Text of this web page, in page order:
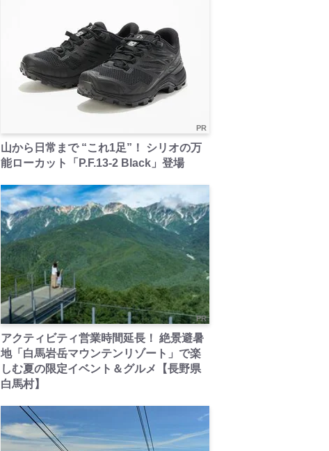
PR
山から日常まで “これ1足”！ シリオの万
能ローカット「P.F.13-2 Black」登場
PR
アクティビティ営業時間延長！ 絶景避暑
地「白馬岩岳マウンテンリゾート」で楽
しむ夏の限定イベント＆グルメ【長野県
白馬村】